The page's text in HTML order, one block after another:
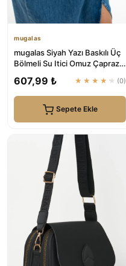
mugalas
mugalas Siyah Yazı Baskılı Üç
Bölmeli Su Itici Omuz Çapraz
607,99 ₺ ★★★★★ (0)
Sepete Ekle